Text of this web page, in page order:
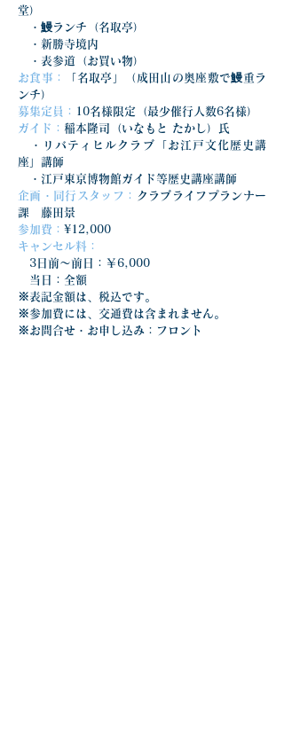
堂）
・鰻ランチ（名取亭）
・新勝寺境内
・表参道（お買い物）
お食事：
「名取亭」（成田山の奥座敷で鰻重ラ
ンチ）
募集定員：
10名様限定（最少催行人数6名様）
ガイド： 稲本隆司（いなもと たかし）氏
・リバティヒルクラブ「お江戸文化歴史講
座」講師
・江戸東京博物館ガイド等歴史講座講師
企画・同行スタッフ：
クラブライフプランナー
課　藤田景
参加費： ¥12,000
キャンセル料：
3日前〜前日：￥6,000
当日：全額
※表記金額は、税込です。
※参加費には、交通費は含まれません。
※お問合せ・お申し込み：フロント